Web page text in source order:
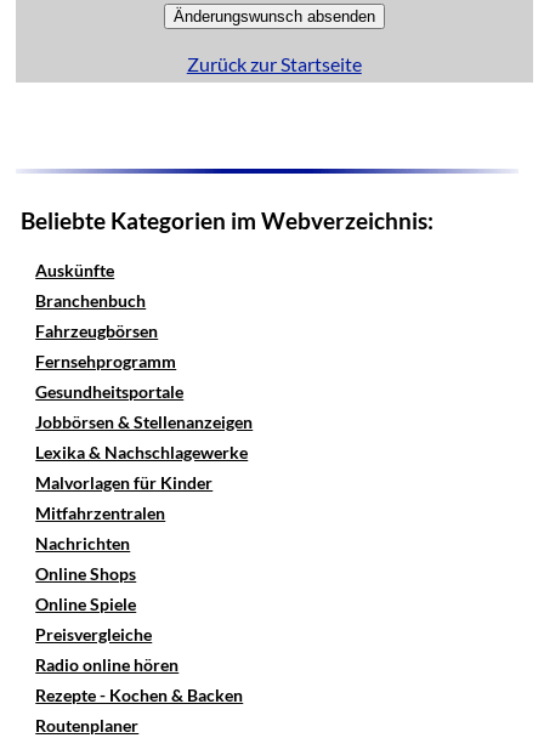
Zurück zur Startseite
Beliebte Kategorien im Webverzeichnis:
Auskünfte
Branchenbuch
Fahrzeugbörsen
Fernsehprogramm
Gesundheitsportale
Jobbörsen & Stellenanzeigen
Lexika & Nachschlagewerke
Malvorlagen für Kinder
Mitfahrzentralen
Nachrichten
Online Shops
Online Spiele
Preisvergleiche
Radio online hören
Rezepte - Kochen & Backen
Routenplaner